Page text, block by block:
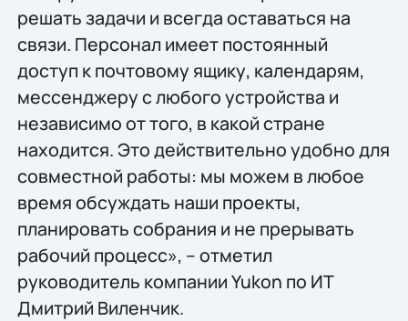
решать задачи и всегда оставаться на
связи. Персонал имеет постоянный
доступ к почтовому ящику, календарям,
мессенджеру с любого устройства и
независимо от того, в какой стране
находится. Это действительно удобно для
совместной работы: мы можем в любое
время обсуждать наши проекты,
планировать собрания и не прерывать
рабочий процесс», – отметил
руководитель компании Yukon по ИТ
Дмитрий Виленчик.